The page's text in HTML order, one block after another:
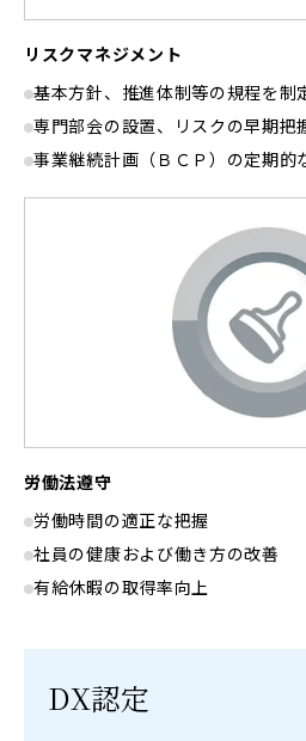
リスクマネジメント
基本方針、推進体制等の規程を制
専門部会の設置、リスクの早期把
事業継続計画（ＢＣＰ）の定期的
労働法遵守
労働時間の適正な把握
社員の健康および働き方の改善
有給休暇の取得率向上
DX認定